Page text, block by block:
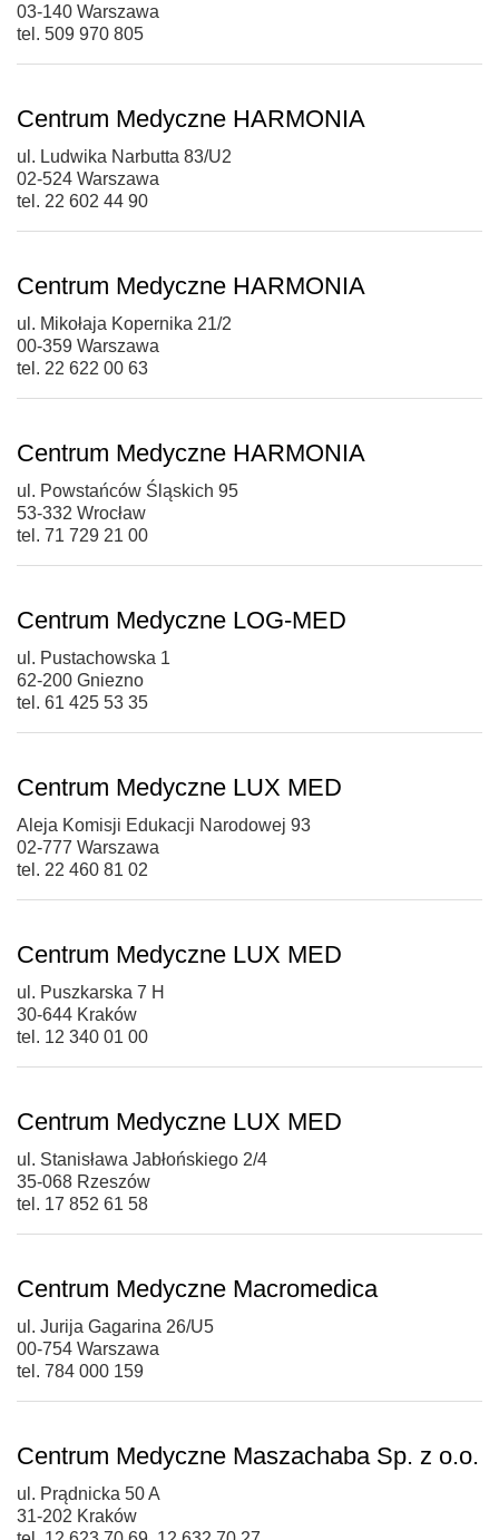
03-140 Warszawa
tel. 509 970 805
Centrum Medyczne HARMONIA
ul. Ludwika Narbutta 83/U2
02-524 Warszawa
tel. 22 602 44 90
Centrum Medyczne HARMONIA
ul. Mikołaja Kopernika 21/2
00-359 Warszawa
tel. 22 622 00 63
Centrum Medyczne HARMONIA
ul. Powstańców Śląskich 95
53-332 Wrocław
tel. 71 729 21 00
Centrum Medyczne LOG-MED
ul. Pustachowska 1
62-200 Gniezno
tel. 61 425 53 35
Centrum Medyczne LUX MED
Aleja Komisji Edukacji Narodowej 93
02-777 Warszawa
tel. 22 460 81 02
Centrum Medyczne LUX MED
ul. Puszkarska 7 H
30-644 Kraków
tel. 12 340 01 00
Centrum Medyczne LUX MED
ul. Stanisława Jabłońskiego 2/4
35-068 Rzeszów
tel. 17 852 61 58
Centrum Medyczne Macromedica
ul. Jurija Gagarina 26/U5
00-754 Warszawa
tel. 784 000 159
Centrum Medyczne Maszachaba Sp. z o.o.
ul. Prądnicka 50 A
31-202 Kraków